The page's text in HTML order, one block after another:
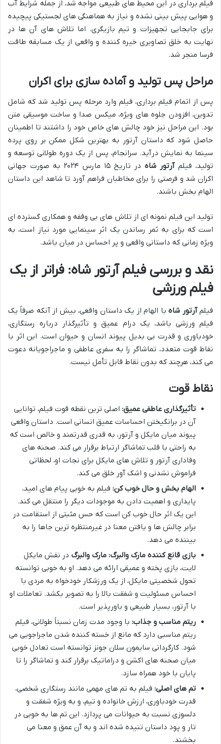
فیلم برداری در این محیط های طبیعی مواجه شد، از جمله شرایط آب
و هوایی پیش بینی نشده و نیاز به هماهنگی های لجستیکی پیچیده
برای جابجایی تجهیزات و تیم بازیگری. اما تلاش های آن ها در
نهایت به خلق تصاویری خیره کننده و واقعی از یک مسابقه طاقت
فرسا منجر شد.
مراحل پس تولید و آماده سازی برای اکران
پس از اتمام فیلم برداری، فیلم وارد مرحله پس تولید شد که شامل
تدوین، افزودن جلوه های ویژه، میکس صدا و ساخت موسیقی متن
بود. این مراحل نیز خود چالش های خاص خود را داشتند تا اطمینان
حاصل شود که داستان آرتور به بهترین شکل ممکن بر روی پرده
سینما به نمایش درآید. سرانجام، پس از یک دوره طولانی توسعه و
تولید، فیلمآرتور شاه
در تاریخ ۱۵ مارس ۲۰۲۴ به صورت جهانی
اکران شد و فرصتی را برای مخاطبان فراهم آورد تا شاهد این داستان
الهام بخش باشند.
تولید این فیلم نمونه ای از تلاش های بی وقفه و همکاری گسترده ای
است که برای به ثمر رساندن یک اثر سینمایی مورد نیاز است، به
ویژه زمانی که داستانی واقعی و پر احساس در میان باشد.
نقد و بررسی فیلم آرتور شاه: فراتر از یک
فیلم ورزشی
فیلمآرتور شاهبا الهام از یک داستان واقعی، بیش از آنکه صرفاً یک
فیلم ورزشی باشد، یک درام عمیق و تأثیرگذار درباره رستگاری،
خودباوری و قدرت بی بدیل پیوند انسان و حیوان است. این اثر با
نقاط قوت متعدد، تماشاگر را به سفری عاطفی و ماجراجویانه دعوت
می کند، هرچند که بدون نقاط قابل تأمل نیست.
نقاط قوت
تأثیرگذاری عاطفی عمیق: اصلی ترین نقطه قوت فیلم، توانایی
آن در برانگیختن احساسات عمیق انسانی است. داستان واقعی
پیوند میان مایکل و آرتور، به قدری قدرتمند و خالص است که
به راحتی با قلب تماشاگر ارتباط برقرار می کند. صحنه های
وفاداری آرتور و تلاش های مایکل برای نجات او، لحظاتی
فراموش نشدنی و اشک آور خلق می کند.
الهام بخش و حال خوب کن: فیلم به خوبی پیام های امید،
پایداری و اهمیت دادن به موجودات دیگر را منتقل می کند.
این یک اثر حال خوب کن است که حس مثبتی از استقامت در
برابر چالش ها و یافتن معنا در غیرمنتظره ترین جاها را به
بیننده می دهد.
بازی قانع کننده مارک والبرگ: مارک والبرگ در نقش مایکل
لایت، بازی پخته و عمیقی ارائه می دهد. او به خوبی توانسته
تحول شخصیتی مایکل، از یک ورزشکار خودخواه به مردی با
احساس مسئولیت و شفقت بالا را به تصویر بکشد. تعاملات او
با آرتور، بسیار طبیعی و باورپذیر است.
ریتم مناسب و جذاب: با وجود مدت زمان نسبتاً طولانی، فیلم
ریتم مناسبی دارد که مانع از خسته کننده شدن ماجراجویی می
شود. کارگردانی سایمون سلان جونز توانسته است تعادل خوبی
میان صحنه های اکشن و دراماتیک برقرار کند و تماشاگر را تا
پایان با خود همراه سازد.
تم های اصلی: فیلم به تم های مهمی مانند رستگاری شخصی،
قدرت خودباوری، ارزش خانواده و تیم، و به ویژه شفقت و
دلسوزی نسبت به حیوانات می پردازد. این تم ها به خوبی در
تار و پود داستان تنیده شده اند و به آن عمق و معنا می
بخشند.